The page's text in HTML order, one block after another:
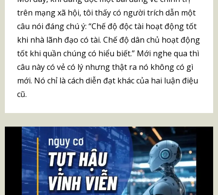
trên mạng xã hội, tôi thấy có người trích dẫn một
câu nói đáng chú ý: “Chế độ độc tài hoạt động tốt
khi nhà lãnh đạo có tài. Chế độ dân chủ hoạt động
tốt khi quần chúng có hiểu biết.” Mới nghe qua thì
câu này có vẻ có lý nhưng thật ra nó không có gì
mới. Nó chỉ là cách diễn đạt khác của hai luận điệu
cũ.